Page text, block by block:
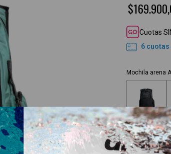
Cuotas
6cuotas
Mochila arena